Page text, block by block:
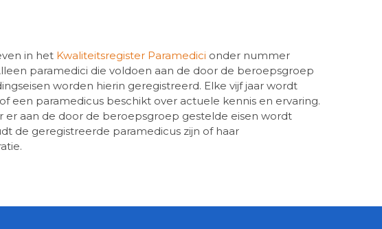
in het Kwaliteitsregister Paramedici onder nummer
paramedici die voldoen aan de door de beroepsgroep
worden hierin geregistreerd. Elke vijf jaar wordt
een paramedicus beschikt over actuele kennis en ervaring.
er aan de door de beroepsgroep gestelde eisen wordt
de geregistreerde paramedicus zijn of haar